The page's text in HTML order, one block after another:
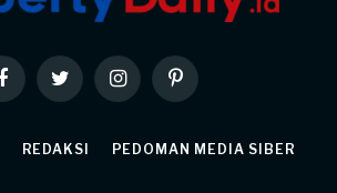
FacebookTwitter InstagramPinterest
REDAKSI PEDOMAN MEDIA SIBER